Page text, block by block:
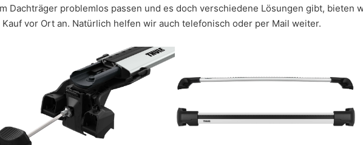
Dachträger problemlos passen und es doch verschiedene Lösungen gibt, bieten
vor Ort an. Natürlich helfen wir auch telefonisch oder per Mail weiter.